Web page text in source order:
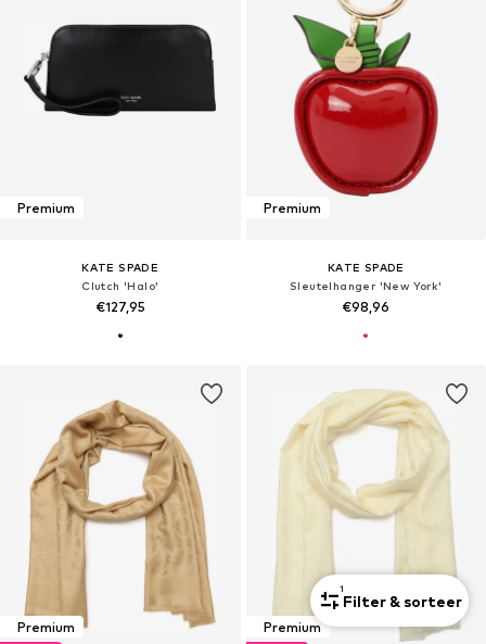
Premium
KATE SPADE
Clutch 'Halo'
€127,95
Premium
KATE SPADE
Sleutelhanger 'New York'
€98,96
Premium Premium
1
Filter & sorteer